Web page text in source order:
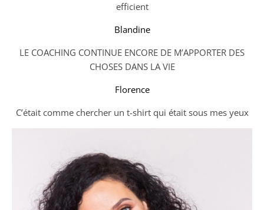
efficient
Blandine
LE COACHING CONTINUE ENCORE DE M’APPORTER DES
CHOSES DANS LA VIE
Florence
C’était comme chercher un t-shirt qui était sous mes yeux